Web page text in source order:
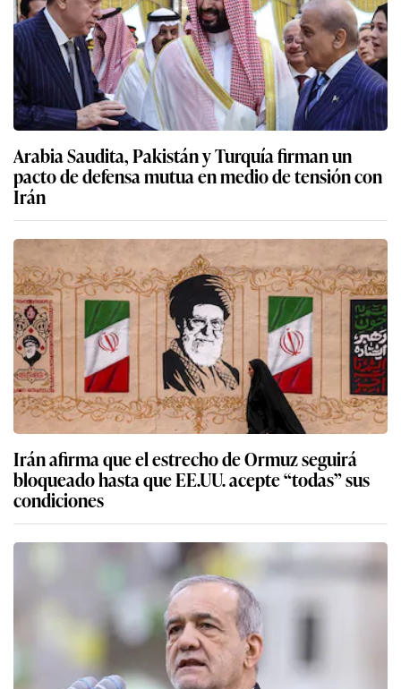
Arabia Saudita, Pakistán y Turquía firman un
pacto de defensa mutua en medio de tensión con
Irán
Irán afirma que el estrecho de Ormuz seguirá
bloqueado hasta que EE.UU. acepte “todas” sus
condiciones